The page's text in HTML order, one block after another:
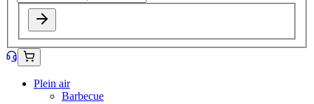
Plein air
Barbecue